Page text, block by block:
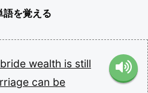
語を覚える
bride wealth is still
can be